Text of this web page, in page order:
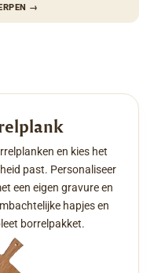
→
en kies het
past. Personaliseer
een eigen gravure en
hapjes en
borrelpakket.